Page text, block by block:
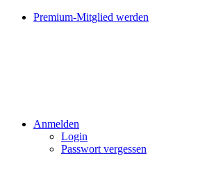
Premium-Mitglied werden
Anmelden
Login
Passwort vergessen